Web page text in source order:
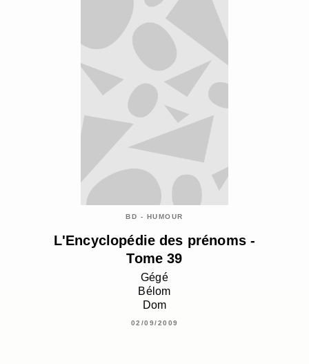
BD - HUMOUR
L'Encyclopédie des prénoms -
Tome 39
Gégé
Bélom
Dom
02/09/2009